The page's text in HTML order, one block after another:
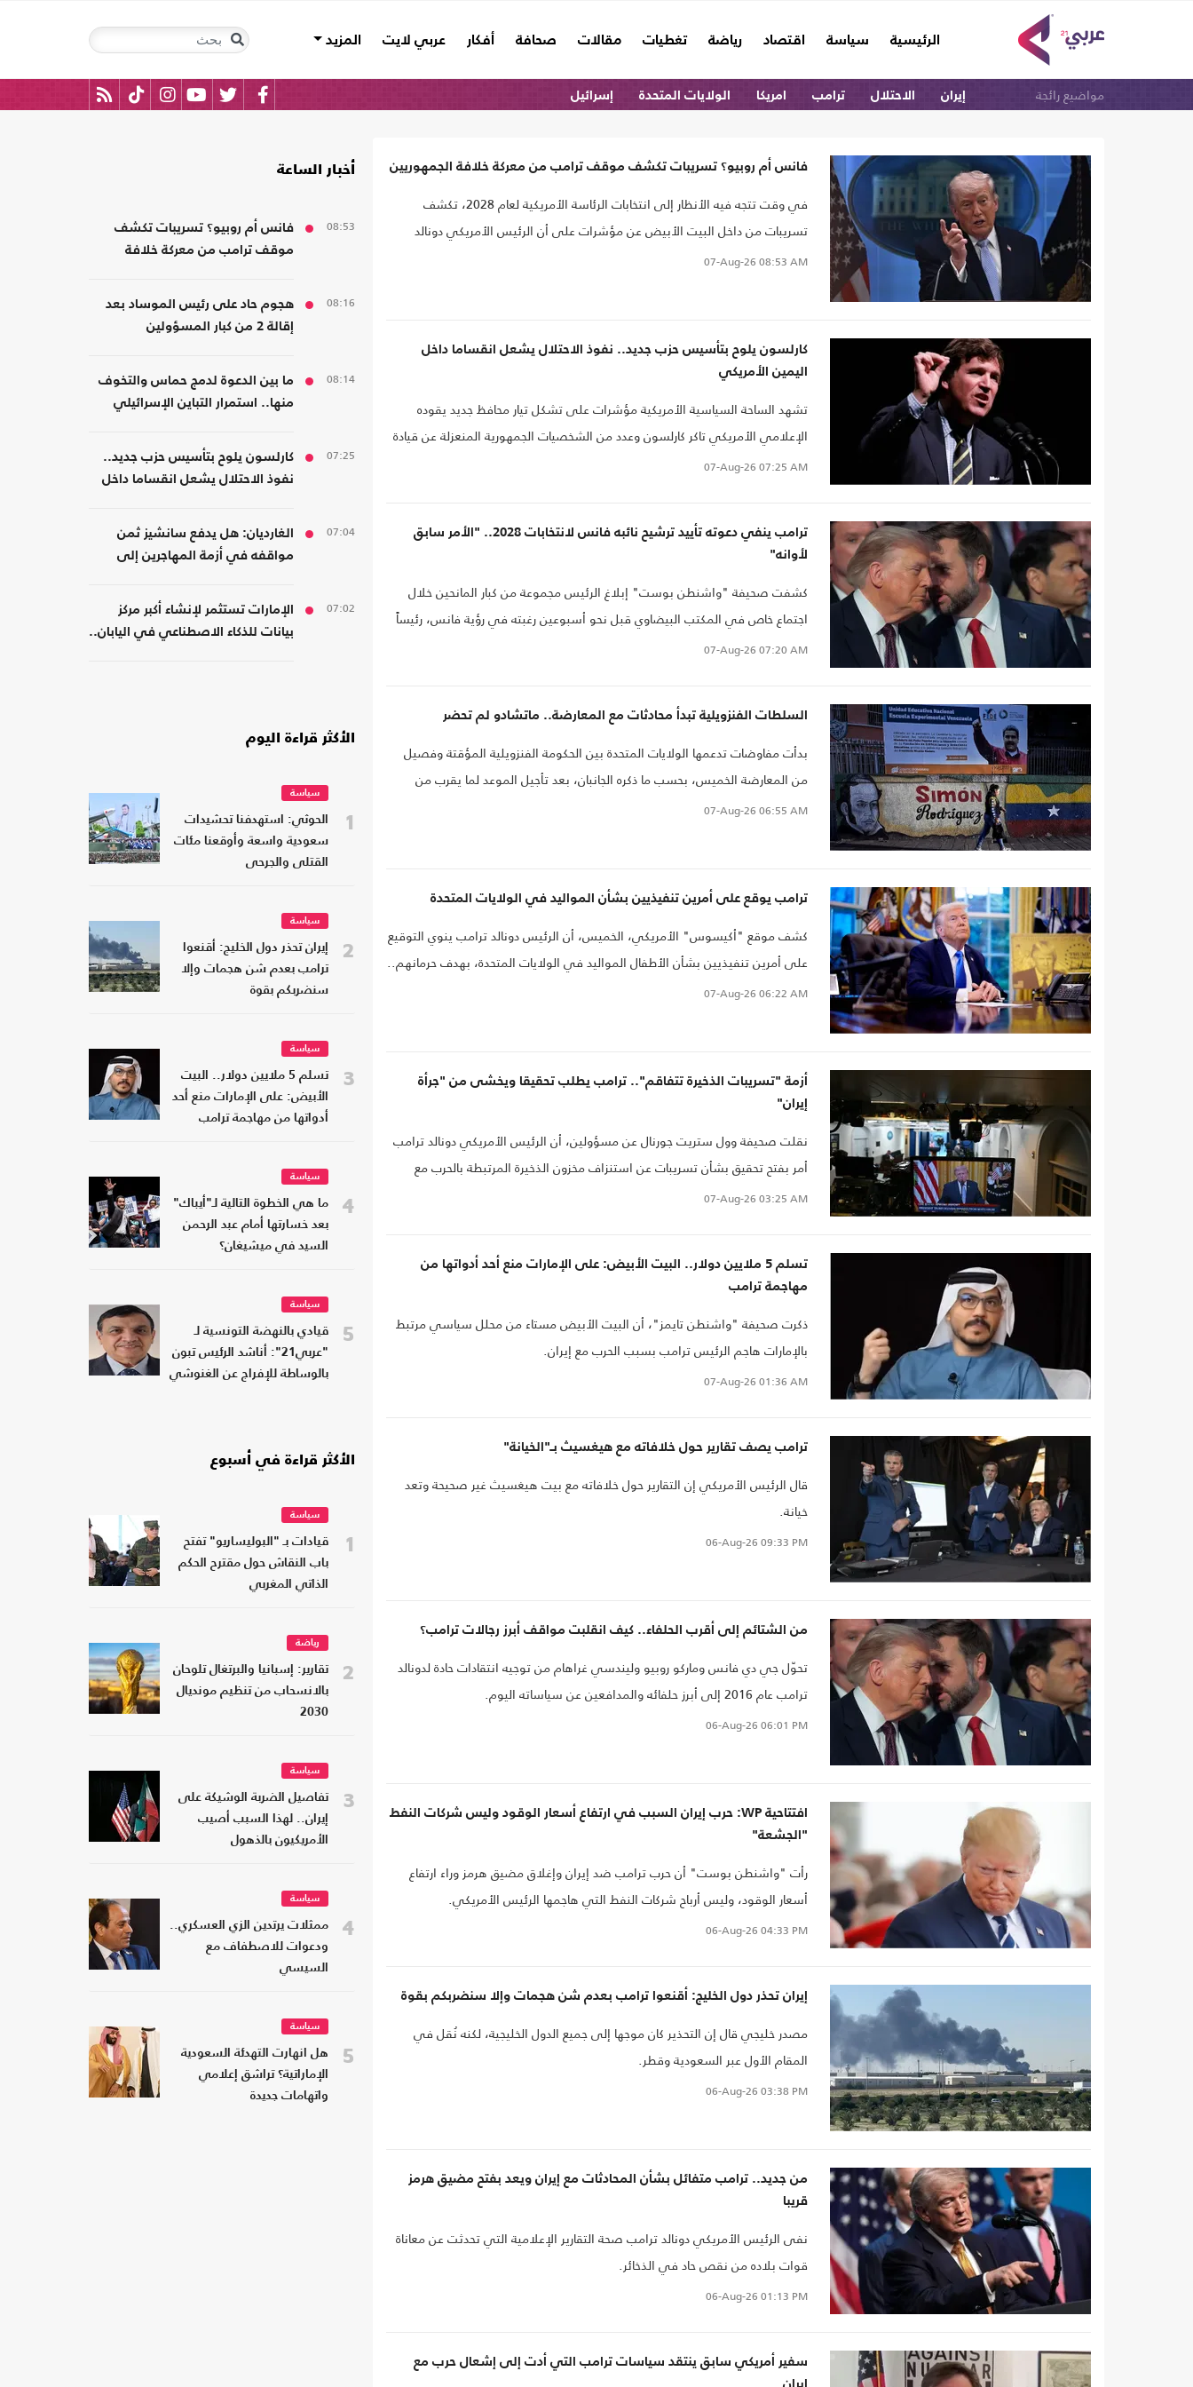
الرئيسية
(current) سياسة اقتصاد رياضة تغطيات مقالات صحافة أفكار عربي لايت المزيد
مواضيع رائجة إيران الاحتلال ترامب امريكا الولايات المتحدة إسرائيل
فانس أم روبيو؟ تسريبات تكشف موقف ترامب من معركة خلافة الجمهوريين
في وقت تتجه فيه الأنظار إلى انتخابات الرئاسة الأمريكية لعام 2028، تكشف
تسريبات من داخل البيت الأبيض عن مؤشرات على أن الرئيس الأمريكي دونالد
ترامب حسم، على الأقل داخل الدوائر المغلقة، موقفه من خليفته المفضل داخل
07-Aug-26 08:53 AM
كارلسون يلوح بتأسيس حزب جديد.. نفوذ الاحتلال يشعل انقساما داخل
اليمين الأمريكي
تشهد الساحة السياسية الأمريكية مؤشرات على تشكل تيار محافظ جديد يقوده
الإعلامي الأمريكي تاكر كارلسون وعدد من الشخصيات الجمهورية المنعزلة عن قيادة
الحزب.
07-Aug-26 07:25 AM
ترامب ينفي دعوته تأييد ترشيح نائبه فانس لانتخابات 2028.. "الأمر سابق
لأوانه"
كشفت صحيفة "واشنطن بوست" إبلاغ الرئيس مجموعة من كبار المانحين خلال
اجتماع خاص في المكتب البيضاوي قبل نحو أسبوعين رغبته في رؤية فانس، رئيساً
للولايات المتحدة في انتخابات عام 2028
07-Aug-26 07:20 AM
السلطات الفنزويلية تبدأ محادثات مع المعارضة.. ماتشادو لم تحضر
بدأت مفاوضات تدعمها الولايات المتحدة بين الحكومة الفنزويلية المؤقتة وفصيل
من المعارضة الخميس، بحسب ما ذكره الجانبان، بعد تأجيل الموعد لما يقرب من
أسبوع.
07-Aug-26 06:55 AM
ترامب يوقع على أمرين تنفيذيين بشأن المواليد في الولايات المتحدة
كشف موقع "أكيسوس" الأمريكي، الخميس، أن الرئيس دونالد ترامب ينوي التوقيع
على أمرين تنفيذيين بشأن الأطفال المواليد في الولايات المتحدة، بهدف حرمانهم..
07-Aug-26 06:22 AM
أزمة "تسريبات الذخيرة تتفاقم".. ترامب يطلب تحقيقا ويخشى من "جرأة
إيران"
نقلت صحيفة وول ستريت جورنال عن مسؤولين، أن الرئيس الأمريكي دونالد ترامب
أمر بفتح تحقيق بشأن تسريبات عن استنزاف مخزون الذخيرة المرتبطة بالحرب مع
إيران.
07-Aug-26 03:25 AM
تسلم 5 ملايين دولار.. البيت الأبيض: على الإمارات منع أحد أدواتها من
مهاجمة ترامب
ذكرت صحيفة "واشنطن تايمز"، أن البيت الأبيض مستاء من محلل سياسي مرتبط
بالإمارات هاجم الرئيس ترامب بسبب الحرب مع إيران.
07-Aug-26 01:36 AM
ترامب يصف تقارير حول خلافاته مع هيغسيث بـ"الخيانة"
قال الرئيس الأمريكي إن التقارير حول خلافاته مع بيت هيغسيث غير صحيحة وتعد
خيانة.
06-Aug-26 09:33 PM
من الشتائم إلى أقرب الحلفاء.. كيف انقلبت مواقف أبرز رجالات ترامب؟
تحوّل جي دي فانس وماركو روبيو وليندسي غراهام من توجيه انتقادات حادة لدونالد
ترامب عام 2016 إلى أبرز حلفائه والمدافعين عن سياساته اليوم.
06-Aug-26 06:01 PM
افتتاحية WP: حرب إيران السبب في ارتفاع أسعار الوقود وليس شركات النفط
"الجشعة"
رأت "واشنطن بوست" أن حرب ترامب ضد إيران وإغلاق مضيق هرمز وراء ارتفاع
أسعار الوقود، وليس أرباح شركات النفط التي هاجمها الرئيس الأمريكي.
06-Aug-26 04:33 PM
إيران تحذر دول الخليج: أقنعوا ترامب بعدم شن هجمات وإلا سنضربكم بقوة
مصدر خليجي قال إن التحذير كان موجها إلى جميع الدول الخليجية، لكنه نُقل في
المقام الأول عبر السعودية وقطر.
06-Aug-26 03:38 PM
من جديد.. ترامب متفائل بشأن المحادثات مع إيران ويعد بفتح مضيق هرمز
قريبا
نفى الرئيس الأمريكي دونالد ترامب صحة التقارير الإعلامية التي تحدثت عن معاناة
قوات بلاده من نقص حاد في الذخائر.
06-Aug-26 01:13 PM
سفير أمريكي سابق ينتقد سياسات ترامب التي أدت إلى إشعال حرب مع
إيران
أخبار الساعة
08:53
فانس أم روبيو؟ تسريبات تكشف
موقف ترامب من معركة خلافة
08:16
هجوم حاد على رئيس الموساد بعد
إقالة 2 من كبار المسؤولين
08:14
ما بين الدعوة لدمج حماس والتخوف
منها.. استمرار التباين الإسرائيلي
07:25
كارلسون يلوح بتأسيس حزب جديد..
نفوذ الاحتلال يشعل انقساما داخل
07:04
الغارديان: هل يدفع سانشيز ثمن
مواقفه في أزمة المهاجرين إلى
07:02
الإمارات تستثمر لإنشاء أكبر مركز
بيانات للذكاء الاصطناعي في اليابان..
الأكثر قراءة اليوم
1
سياسة
الحوثي: استهدفنا تحشيدات
سعودية واسعة وأوقعنا مئات
القتلى والجرحى
2
سياسة
إيران تحذر دول الخليج: أقنعوا
ترامب بعدم شن هجمات وإلا
سنضربكم بقوة
3
سياسة
تسلم 5 ملايين دولار.. البيت
الأبيض: على الإمارات منع أحد
أدواتها من مهاجمة ترامب
4
سياسة
ما هي الخطوة التالية لـ"أيباك"
بعد خسارتها أمام عبد الرحمن
السيد في ميشيغان؟
5
سياسة
قيادي بالنهضة التونسية لـ
"عربي21": أناشد الرئيس تبون
بالوساطة للإفراج عن الغنوشي
الأكثر قراءة في أسبوع
1
سياسة
قيادات بـ "البوليساريو" تفتح
باب النقاش حول مقترح الحكم
الذاتي المغربي
2
رياضة
تقارير: إسبانيا والبرتغال تلوحان
بالانسحاب من تنظيم مونديال
2030
3
سياسة
تفاصيل الضربة الوشيكة على
إيران.. لهذا السبب أصيب
الأمريكيون بالذهول
4
سياسة
ممثلات يرتدين الزي العسكري..
ودعوات للاصطفاف مع
السيسي
5
سياسة
هل انهارت التهدئة السعودية
الإماراتية؟ تراشق إعلامي
واتهامات جديدة